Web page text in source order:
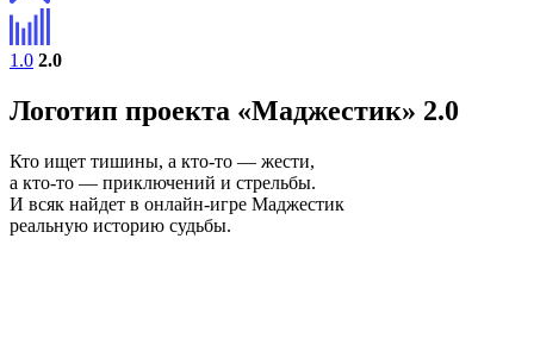
1.0 2.0
Логотип проекта «Маджестик» 2.0
Кто ищет тишины, а кто-то — жести,
а кто-то — приключений и стрельбы.
И всяк найдет в онлайн-игре Маджестик
реальную историю судьбы.